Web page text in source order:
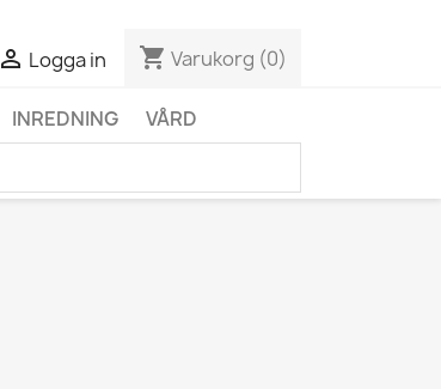
 Logga in shopping_cart Varukorg (0)
INREDNING VÅRD